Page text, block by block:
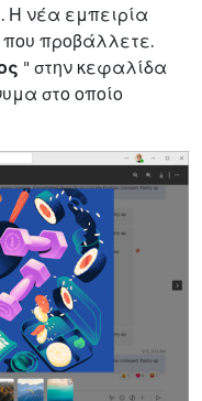
Η νέα εμπειρία
που προβάλλετε.
" στην κεφαλίδα
στο οποίο